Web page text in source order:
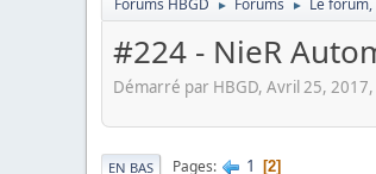
Forums HBGD ► Forums ► Le
#224 - NieR
Démarré par HBGD, Avril 25,
EN BAS Pages 1 2